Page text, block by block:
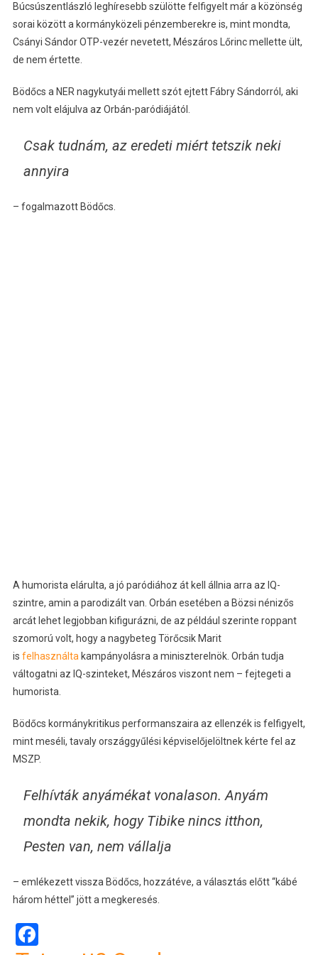
Búcsúszentlászló leghíresebb szülötte felfigyelt már a közönség
sorai között a kormányközeli pénzemberekre is, mint mondta,
Csányi Sándor OTP-vezér nevetett, Mészáros Lőrinc mellette ült,
de nem értette.
Bödőcs a NER nagykutyái mellett szót ejtett Fábry Sándorról, aki
nem volt elájulva az Orbán-paródiájától.
Csak tudnám, az eredeti miért tetszik neki
annyira
– fogalmazott Bödőcs.
A humorista elárulta, a jó paródiához át kell állnia arra az IQ-
szintre, amin a parodizált van. Orbán esetében a Bözsi nénizős
arcát lehet legjobban kifigurázni, de az például szerinte roppant
szomorú volt, hogy a nagybeteg Törőcsik Marit
is felhasználta kampányolásra a miniszterelnök. Orbán tudja
váltogatni az IQ-szinteket, Mészáros viszont nem – fejtegeti a
humorista.
Bödőcs kormánykritikus performanszaira az ellenzék is felfigyelt,
mint meséli, tavaly országgyűlési képviselőjelöltnek kérte fel az
MSZP.
Felhívták anyámékat vonalason. Anyám
mondta nekik, hogy Tibike nincs itthon,
Pesten van, nem vállalja
– emlékezett vissza Bödőcs, hozzátéve, a választás előtt “kábé
három héttel” jött a megkeresés.